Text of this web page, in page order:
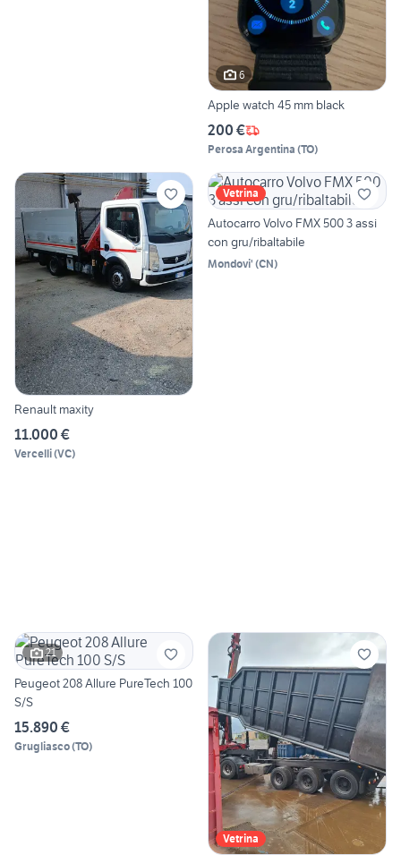
6
Apple watch 45 mm black
200 €
Perosa Argentina (TO)
Renault maxity
11.000 €
Vercelli(VC)
Vetrina
Autocarro Volvo FMX 500 3 assi
con gru/ribaltabile
Mondovi' (CN)
21
Peugeot 208 Allure PureTech 100
S/S
15.890 €
Grugliasco(TO)
Vetrina